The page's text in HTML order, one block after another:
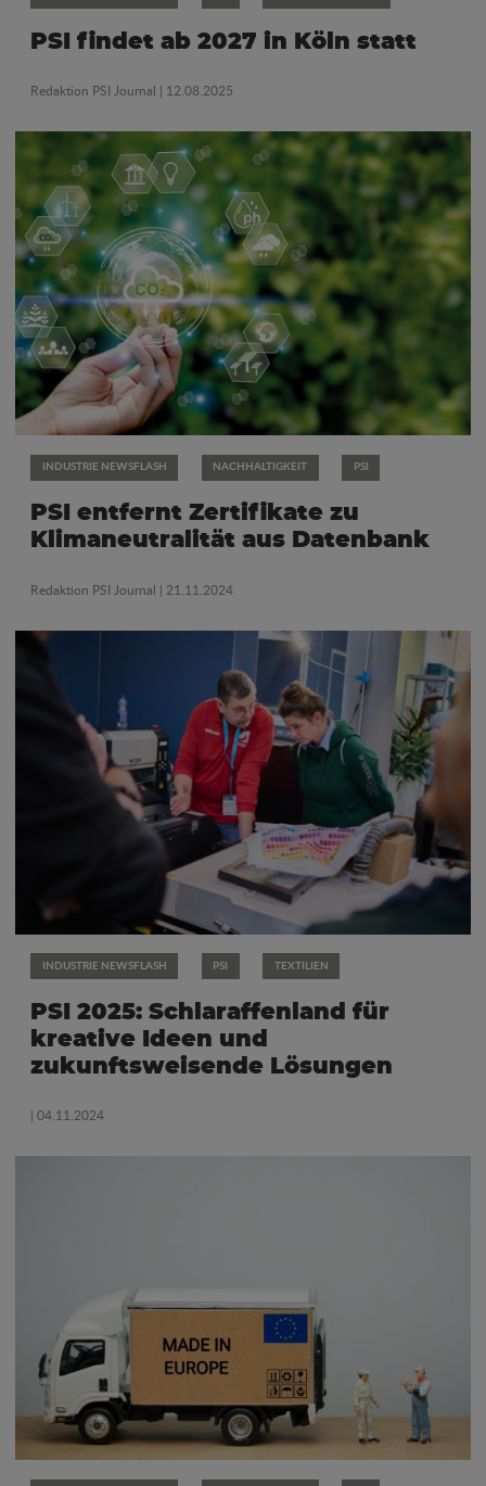
PSI findet ab 2027 in Köln statt
Redaktion PSI Journal | 12.08.2025
INDUSTRIE NEWSFLASH NACHHALTIGKEIT PSI
PSI entfernt Zertifikate zu
Klimaneutralität aus Datenbank
Redaktion PSI Journal | 21.11.2024
INDUSTRIE NEWSFLASH PSI TEXTILIEN
PSI 2025: Schlaraffenland für
kreative Ideen und
zukunftsweisende Lösungen
| 04.11.2024